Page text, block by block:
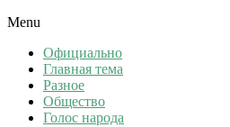
Menu
Официально
Главная тема
Разное
Общество
Голос народа